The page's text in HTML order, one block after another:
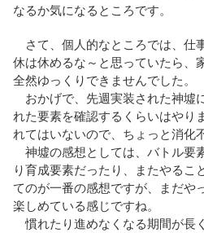
なるか気になるところです。
さて、個人的なところでは、仕
休は休めるな～と思っていたら、
全然ゆっくりできませんでした。
おかげで、先週実装された神墟
れた要素を確認するくらいはやり
れてはいないので、ちょっと消化
神墟の感想としては、バトル要
り育成要素だったり、またやるこ
てのが一番の感想ですが、まだや
楽しめている感じですね。
慣れたり進めなくなる期間が長